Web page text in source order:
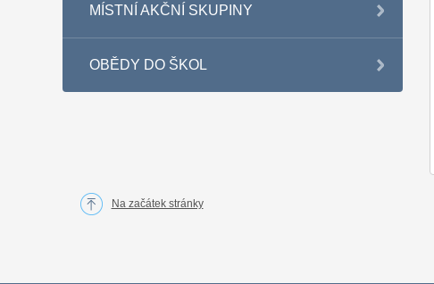
MÍSTNÍ AKČNÍ SKUPINY
OBĚDY DO ŠKOL
Na začátek stránky